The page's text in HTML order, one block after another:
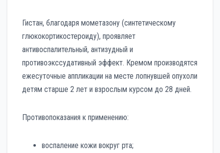
Гистан, благодаря мометазону (синтетическому
глюкокортикостероиду), проявляет
антивоспалительный, антизудный и
противоэкссудативный эффект. Кремом производятся
ежесуточные аппликации на месте лопнувшей опухоли
детям старше 2 лет и взрослым курсом до 28 дней.
Противопоказания к применению:
воспаление кожи вокруг рта;